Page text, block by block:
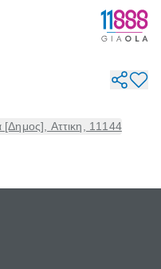
Αττικη, 11144